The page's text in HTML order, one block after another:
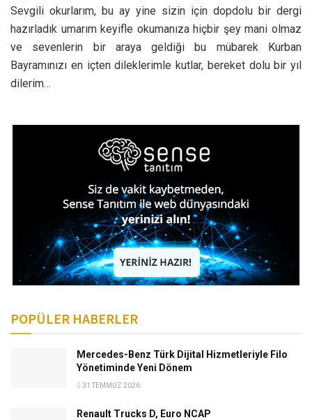
Sevgili okurlarım, bu ay yine sizin için dopdolu bir dergi
hazırladık umarım keyifle okumanıza hiçbir şey mani olmaz
ve sevenlerin bir araya geldiği bu mübarek Kurban
Bayramınızı en içten dileklerimle kutlar, bereket dolu bir yıl
dilerim…
POPÜLER HABERLER
Mercedes-Benz Türk Dijital Hizmetleriyle Filo
Yönetiminde Yeni Dönem
31 TEMMUZ 2026
Renault Trucks D, Euro NCAP